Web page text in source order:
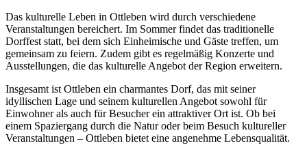
Das kulturelle Leben in Ottleben wird durch verschiedene
Veranstaltungen bereichert. Im Sommer findet das traditionelle
Dorffest statt, bei dem sich Einheimische und Gäste treffen, um
gemeinsam zu feiern. Zudem gibt es regelmäßig Konzerte und
Ausstellungen, die das kulturelle Angebot der Region erweitern.
Insgesamt ist Ottleben ein charmantes Dorf, das mit seiner
idyllischen Lage und seinem kulturellen Angebot sowohl für
Einwohner als auch für Besucher ein attraktiver Ort ist. Ob bei
einem Spaziergang durch die Natur oder beim Besuch kultureller
Veranstaltungen – Ottleben bietet eine angenehme Lebensqualität.